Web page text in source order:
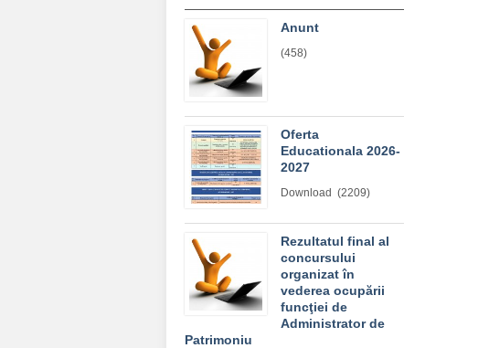
Anunt
(458)
Oferta
Educationala 2026-
2027
Download (2209)
Rezultatul final al
concursului
organizat în
vederea ocupării
funcţiei de
Administrator de
Patrimoniu